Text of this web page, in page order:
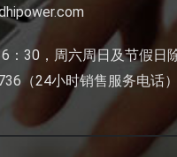
：30，周六周日及节假日
（24小时销售服务电话）